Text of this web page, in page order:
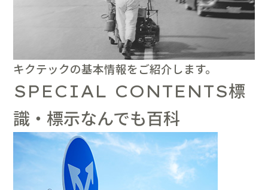
キクテックの基本情報をご紹介します。
SPECIAL CONTENTS標
識・標示なんでも百科